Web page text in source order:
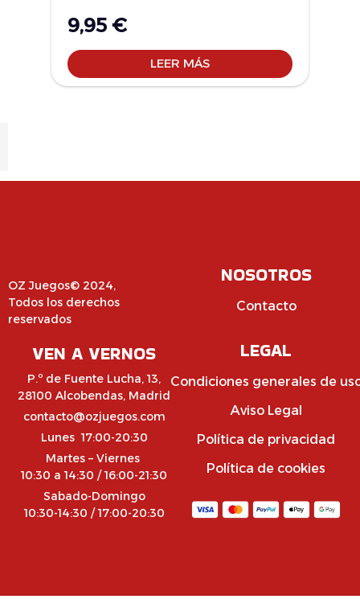
9,95 €
LEER MÁS
OZ Juegos© 2024,
Todos los derechos
reservados
VEN A VERNOS
P.º de Fuente Lucha, 13,
28100 Alcobendas, Madrid
contacto@ozjuegos.com
Lunes 17:00-20:30
Martes – Viernes
10:30 a 14:30 / 16:00-21:30
Sabado-Domingo
10:30-14:30 / 17:00-20:30
NOSOTROS
Contacto
LEGAL
Condiciones generales de
Aviso Legal
Política de privacidad
Política de cookies